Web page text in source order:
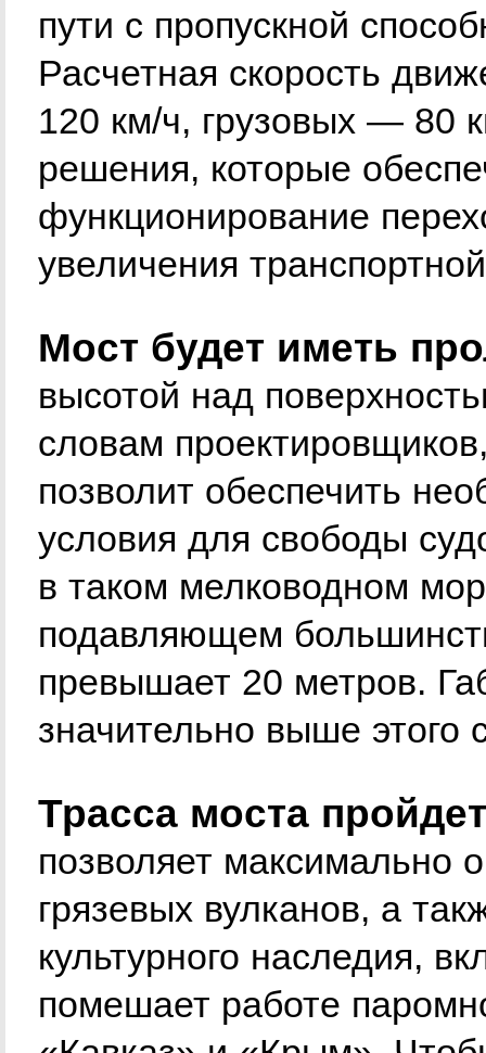
пути с пропускной
Расчетная скорость
120 км/ч, грузовых — 80
решения, которые
функционирование
увеличения
Мост будет иметь
высотой над
словам
позволит обеспечить
условия для свободы
в таком мелководном
подавляющем
превышает 20 метров.
значительно выше этого
Трасса моста
позволяет максимально
грязевых вулканов, а
культурного наследия,
помешает работе